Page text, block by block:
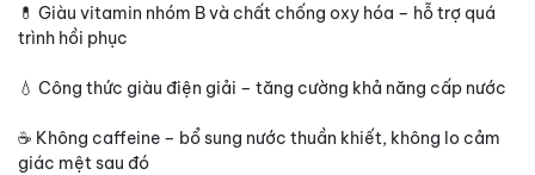
💊 Giàu vitamin nhóm B và chất chống oxy hóa – hỗ trợ quá
trình hồi phục
💧 Công thức giàu điện giải – tăng cường khả năng cấp nước
☕ Không caffeine – bổ sung nước thuần khiết, không lo cảm
giác mệt sau đó